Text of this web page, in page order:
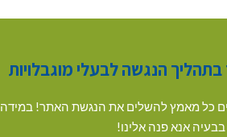
הנגשה לבעלי מוגבלויות
כל מאמץ להשלים את הנגשת האתר! במידה
אנא פנה אלינו!